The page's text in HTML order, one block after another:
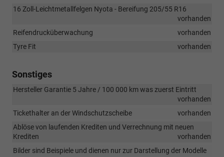
16 Zoll-Leichtmetallfelgen Nyota - Bereifung 205/55 R16
vorhanden
Reifendrucküberwachung
vorhanden
Tyre Fit
vorhanden
Sonstiges
Hersteller Garantie 5 Jahre / 100 000 km was zuerst Eintritt
vorhanden
Tickethalter an der Windschutzscheibe
vorhanden
Ablöse von laufenden Krediten und Verrechnung mit neuen
Krediten
vorhanden
Bilder sind Beispiele und dienen nur zur Darstellung der Modelle